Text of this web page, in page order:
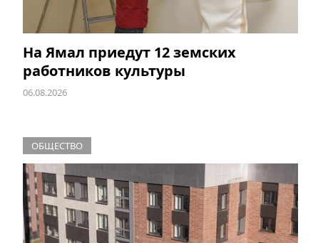
На Ямал приедут 12 земских
работников культуры
06.08.2026
ОБЩЕСТВО